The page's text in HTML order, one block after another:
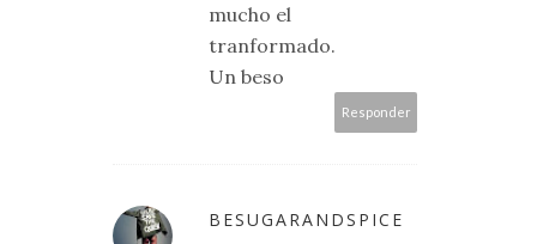
mucho el
tranformado.
Un beso
Responder
BESUGARANDSPICE